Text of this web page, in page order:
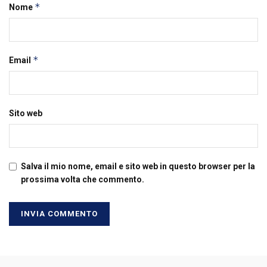
Nome *
Email *
Sito web
Salva il mio nome, email e sito web in questo browser per la
prossima volta che commento.